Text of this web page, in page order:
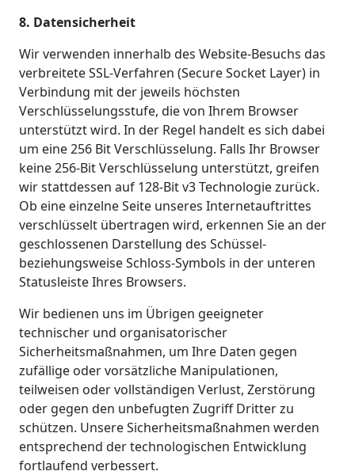
8. Datensicherheit
Wir verwenden innerhalb des Website-Besuchs das
verbreitete SSL-Verfahren (Secure Socket Layer) in
Verbindung mit der jeweils höchsten
Verschlüsselungsstufe, die von Ihrem Browser
unterstützt wird. In der Regel handelt es sich dabei
um eine 256 Bit Verschlüsselung. Falls Ihr Browser
keine 256-Bit Verschlüsselung unterstützt, greifen
wir stattdessen auf 128-Bit v3 Technologie zurück.
Ob eine einzelne Seite unseres Internetauftrittes
verschlüsselt übertragen wird, erkennen Sie an der
geschlossenen Darstellung des Schüssel-
beziehungsweise Schloss-Symbols in der unteren
Statusleiste Ihres Browsers.
Wir bedienen uns im Übrigen geeigneter
technischer und organisatorischer
Sicherheitsmaßnahmen, um Ihre Daten gegen
zufällige oder vorsätzliche Manipulationen,
teilweisen oder vollständigen Verlust, Zerstörung
oder gegen den unbefugten Zugriff Dritter zu
schützen. Unsere Sicherheitsmaßnahmen werden
entsprechend der technologischen Entwicklung
fortlaufend verbessert.